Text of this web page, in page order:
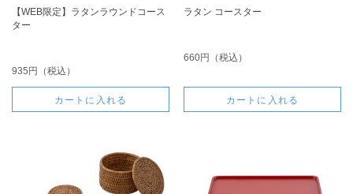
【WEB限定】ラタンラウンドコース
ター
935円（税込）
カートに入れる
ラタン コースター
660円（税込）
カートに入れる